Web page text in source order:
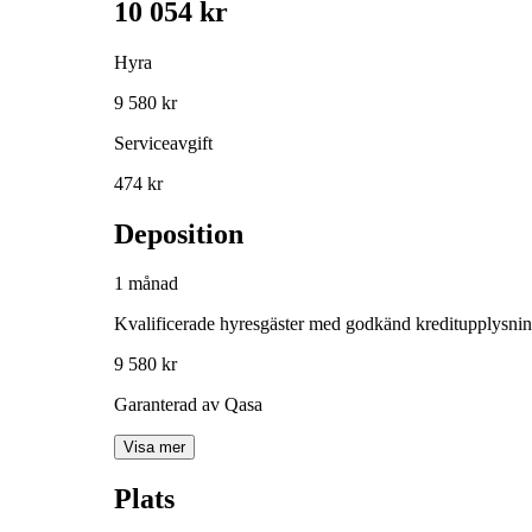
10 054 kr
Hyra
9 580 kr
Serviceavgift
474 kr
Deposition
1 månad
Kvalificerade hyresgäster med godkänd
9 580 kr
Garanterad av Qasa
Visa mer
Plats